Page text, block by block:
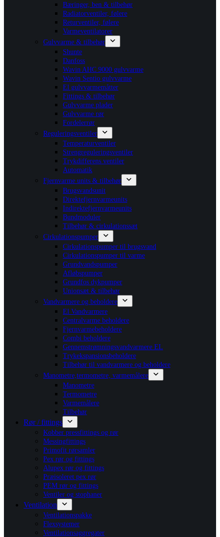
Bæringer, ben & tilbehør
Radiatorventiler, følere
Returventiler, følere
Varmeventilatorer
Gulvvarme & tilbehør
Shunte
Danfoss
Wavin AHC 9000 gulvvarme
Wavin Sentio gulvvarme
El gulvvarmemåtter
Fittings & tilbehør
Gulvvarme plader
Gulvvarme rør
Fordelerrør
Reguleringsventiler
Temperaturventiler
Strengreguleringsventiler
Trykdifferens ventiler
Automatik
Fjernvarme units & tilbehør
Brugsvandsunit
Direktefjernvarmeunits
Indirektefjernvarmeunits
Bundmoduler
Tilbehør & cirkulationssæt
Cirkulationspumper
Cirkulationspumper til brugsvand
Cirkulationspumper til varme
Grundvandspumper
Afløbspumper
Grundfos dykpumper
Unionsæt & tilbehør
Vandvarmere og beholdere
El Vandvarmere
Centralvarme beholdere
Fjernvarmebeholdere
Combi beholdere
Gennemstrømningsvandvarmere EL
Trykekspansionsbeholdere
Tilbehør til vandvarmere og beholdere
Manometre,termometre, varmemålere
Manometre
Termometre
Varmemålere
Tilbehør
Rør / fittings
Kobber pressfittings og rør
Messingfittings
Primofit rørsamler
Pex rør og fittings
Alupex rør og fittings
Præisoleret pex rør
PEM rør og fittings
Ventiler og stophaner
Ventilation
Ventilationspakke
Flexsystemer
Ventilationsaggregater